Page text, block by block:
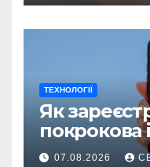
ТЕХНОЛОГІЇ
Як
покрокова
07.08.2026